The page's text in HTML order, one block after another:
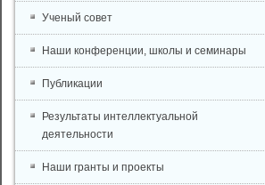
Ученый совет
Наши конференции, школы и семинары
Публикации
Результаты интеллектуальной
деятельности
Наши гранты и проекты